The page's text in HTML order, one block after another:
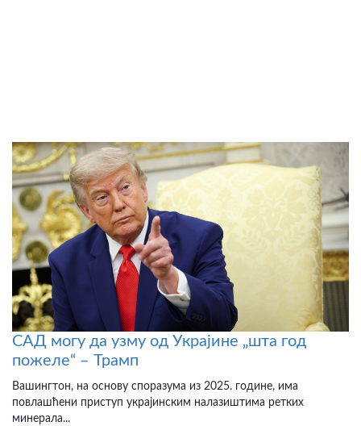
САД могу да узму од Украјине „шта год
пожеле“ – Трамп
Вашингтон, на основу споразума из 2025. године, има
повлашћени приступ украјинским налазиштима ретких
минерала...